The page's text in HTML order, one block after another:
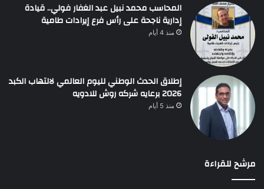
المحاسب محمد نبيل عبد الغفار فولي.. قيادة
إدارية ناجحة على رأس فرع إيرادات طامية
منذ 4 أيام
إطلاق الحدث الوطني لليوم العالمي لالتهاب الكبد
2026 برعايه شركه روش للادويه
منذ 5 أيام
مرشح للقراءة